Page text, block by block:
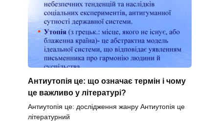
Антиутопія це: що означає термін і чому
це важливо у літературі?
Антиутопія це: дослідження жанру Антиутопія це
літературний